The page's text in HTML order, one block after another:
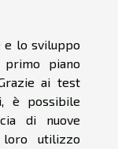
e lo sviluppo
piano
ai test
è possibile
di nuove
utilizzo